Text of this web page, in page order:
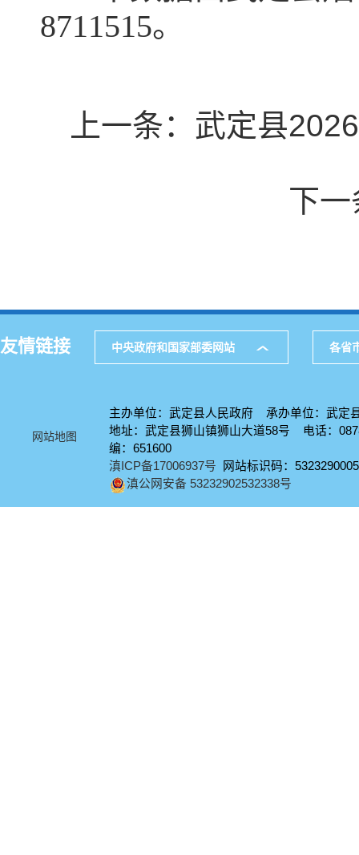
8711515。
上一条： 武定县
下
友情链接 中央政府和国家部委网站 各省
网站地图
主办单位：武定县人民政府 承办单位：武定
地址：武定县狮山镇狮山大道58号 电话：
编：651600
滇ICP备17006937号 网站标识码：5323290005
滇公网安备 53232902532338号